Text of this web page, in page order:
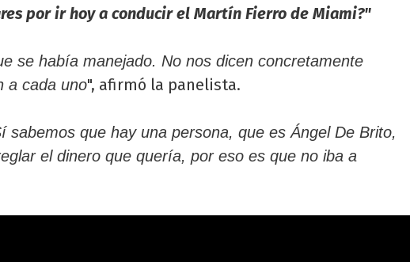
por ir hoy a conducir el Martín Fierro de Miami?"
se había manejado. No nos dicen concretamente
a cada uno", afirmó la panelista.
sabemos que hay una persona, que es Ángel De Brito,
el dinero que quería, por eso es que no iba a